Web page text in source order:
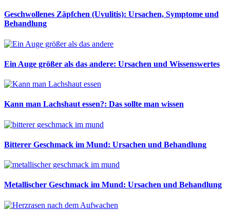
Geschwollenes Zäpfchen (Uvulitis): Ursachen, Symptome und
Behandlung
Ein Auge größer als das andere: Ursachen und Wissenswertes
Kann man Lachshaut essen?: Das sollte man wissen
Bitterer Geschmack im Mund: Ursachen und Behandlung
Metallischer Geschmack im Mund: Ursachen und Behandlung